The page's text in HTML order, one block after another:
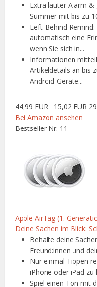
Extra lauter Alarm &
Summer mit bis zu
Left-Behind
automatisch eine
wenn Sie sich in...
Informationen
Artikeldetails an bis
Android-Geräte...
44,99 EUR −15,02 EUR
Bei Amazon ansehen
Bestseller Nr. 11
Apple AirTag (1.
Deine Sachen im Blick:
Behalte deine
Freund:innen und
Nur einmal Tippen
iPhone oder iPad zu
Spiel einen Ton mit